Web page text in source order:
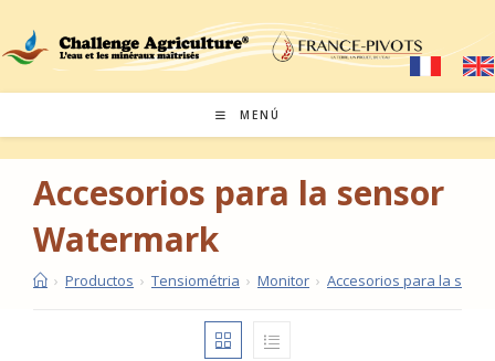
contenido
MENÚ
Accesorios para la sensor
Watermark
› Productos › Tensiométria › Monitor › Accesorios para la